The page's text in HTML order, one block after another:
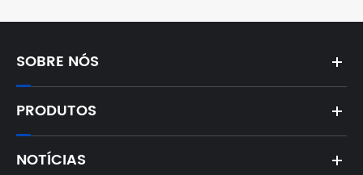
SOBRE NÓS
PRODUTOS
NOTÍCIAS